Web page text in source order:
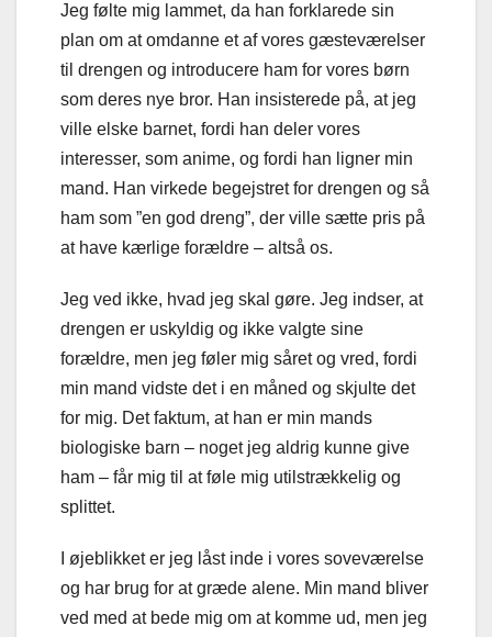
Jeg følte mig lammet, da han forklarede sin
plan om at omdanne et af vores gæsteværelser
til drengen og introducere ham for vores børn
som deres nye bror. Han insisterede på, at jeg
ville elske barnet, fordi han deler vores
interesser, som anime, og fordi han ligner min
mand. Han virkede begejstret for drengen og så
ham som ”en god dreng”, der ville sætte pris på
at have kærlige forældre – altså os.
Jeg ved ikke, hvad jeg skal gøre. Jeg indser, at
drengen er uskyldig og ikke valgte sine
forældre, men jeg føler mig såret og vred, fordi
min mand vidste det i en måned og skjulte det
for mig. Det faktum, at han er min mands
biologiske barn – noget jeg aldrig kunne give
ham – får mig til at føle mig utilstrækkelig og
splittet.
I øjeblikket er jeg låst inde i vores soveværelse
og har brug for at græde alene. Min mand bliver
ved med at bede mig om at komme ud, men jeg